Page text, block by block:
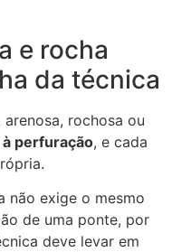
e rocha
da técnica
rochosa ou
perfuração, e cada
não exige o mesmo
de uma ponte, por
deve levar em